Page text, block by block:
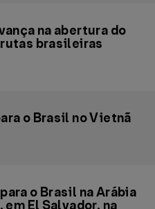
na abertura do
brasileiras
o Brasil no Vietnã
o Brasil na Arábia
El Salvador, na